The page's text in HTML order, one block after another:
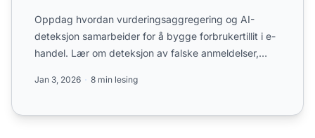
Oppdag hvordan vurderingsaggregering og AI-
deteksjon samarbeider for å bygge forbrukertillit i e-
handel. Lær om deteksjon av falske anmeldelser,
Jan 3, 2026 8 min lesing